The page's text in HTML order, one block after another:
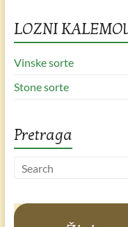
LOZNI
Vinske sorte
Stone sorte
Pretraga